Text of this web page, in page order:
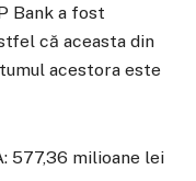
Bank a fost
că aceasta din
acestora este
577,36 milioane lei